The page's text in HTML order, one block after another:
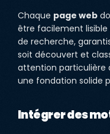
Chaque page web
être facilement
de recherche,
soit découvert et
attention particulière
une fondation solide
Intégrer des